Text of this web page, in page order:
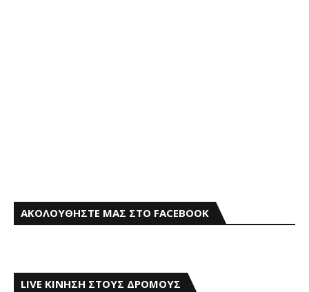
ΑΚΟΛΟΥΘΗΣΤΕ ΜΑΣ ΣΤΟ FACEBOOK
LIVE ΚΙΝΗΣΗ ΣΤΟΥΣ ΔΡΟΜΟΥΣ